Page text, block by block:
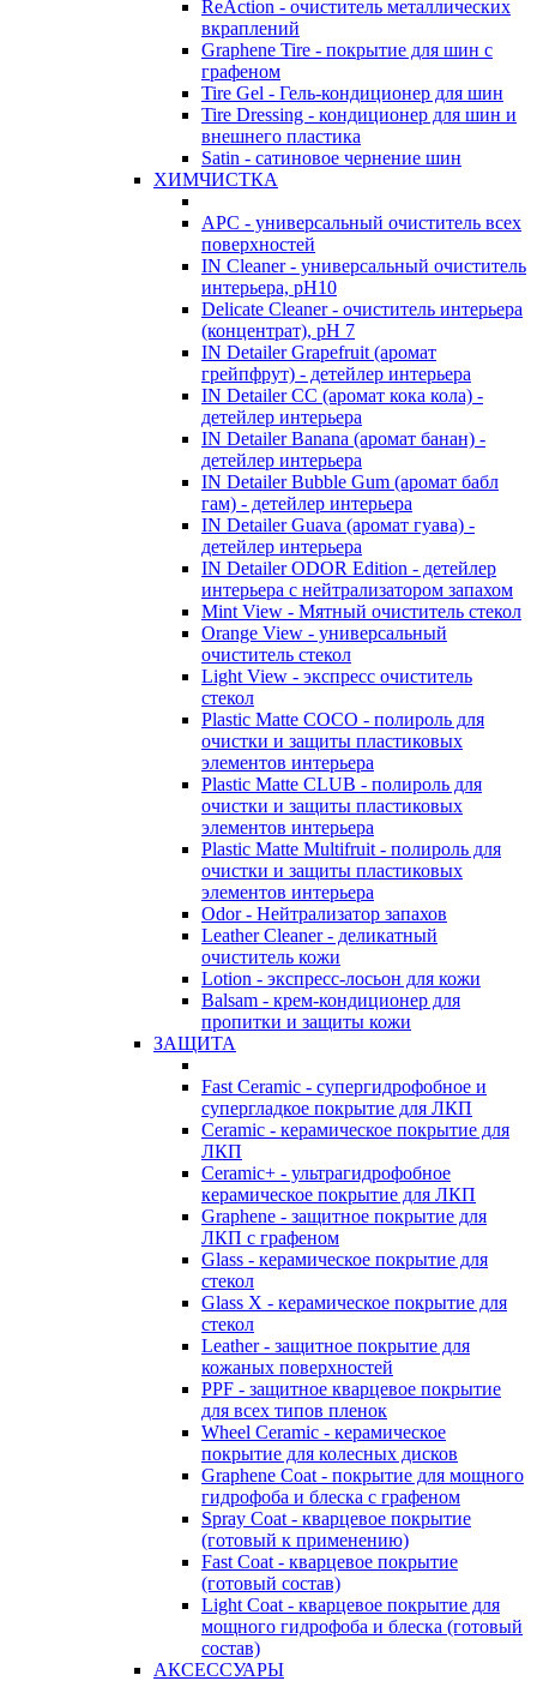
ReAction - очиститель металлических
вкраплений
Graphene Tire - покрытие для шин с
графеном
Tire Gel - Гель-кондиционер для шин
Tire Dressing - кондиционер для шин и
внешнего пластика
Satin - сатиновое чернение шин
ХИМЧИСТКА
APC - универсальный очиститель всех
поверхностей
IN Cleaner - универсальный очиститель
интерьера, pH10
Delicate Cleaner - очиститель интерьера
(концентрат), pH 7
IN Detailer Grapefruit (аромат
грейпфрут) - детейлер интерьера
IN Detailer CC (аромат кока кола) -
детейлер интерьера
IN Detailer Banana (аромат банан) -
детейлер интерьера
IN Detailer Bubble Gum (аромат бабл
гам) - детейлер интерьера
IN Detailer Guava (аромат гуава) -
детейлер интерьера
IN Detailer ODOR Edition - детейлер
интерьера с нейтрализатором запахом
Mint View - Мятный очиститель стекол
Orange View - универсальный
очиститель стекол
Light View - экспресс очиститель
стекол
Plastic Matte COCO - полироль для
очистки и защиты пластиковых
элементов интерьера
Plastic Matte CLUB - полироль для
очистки и защиты пластиковых
элементов интерьера
Plastic Matte Multifruit - полироль для
очистки и защиты пластиковых
элементов интерьера
Odor - Нейтрализатор запахов
Leather Cleaner - деликатный
очиститель кожи
Lotion - экспресс-лосьон для кожи
Balsam - крем-кондиционер для
пропитки и защиты кожи
ЗАЩИТА
Fast Ceramic - супергидрофобное и
супергладкое покрытие для ЛКП
Ceramic - керамическое покрытие для
ЛКП
Ceramic+ - ультрагидрофобное
керамическое покрытие для ЛКП
Graphene - защитное покрытие для
ЛКП с графеном
Glass - керамическое покрытие для
стекол
Glass X - керамическое покрытие для
стекол
Leather - защитное покрытие для
кожаных поверхностей
PPF - защитное кварцевое покрытие
для всех типов пленок
Wheel Ceramic - керамическое
покрытие для колесных дисков
Graphene Coat - покрытие для мощного
гидрофоба и блеска с графеном
Spray Coat - кварцевое покрытие
(готовый к применению)
Fast Coat - кварцевое покрытие
(готовый состав)
Light Coat - кварцевое покрытие для
мощного гидрофоба и блеска (готовый
состав)
АКСЕССУАРЫ